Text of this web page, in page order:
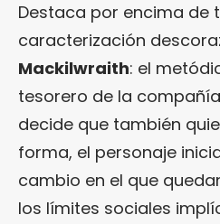
Destaca por encima de
caracterización
Mackilwraith: el
tesorero de la
decide que también
forma, el personaje
cambio en el que
los límites sociales